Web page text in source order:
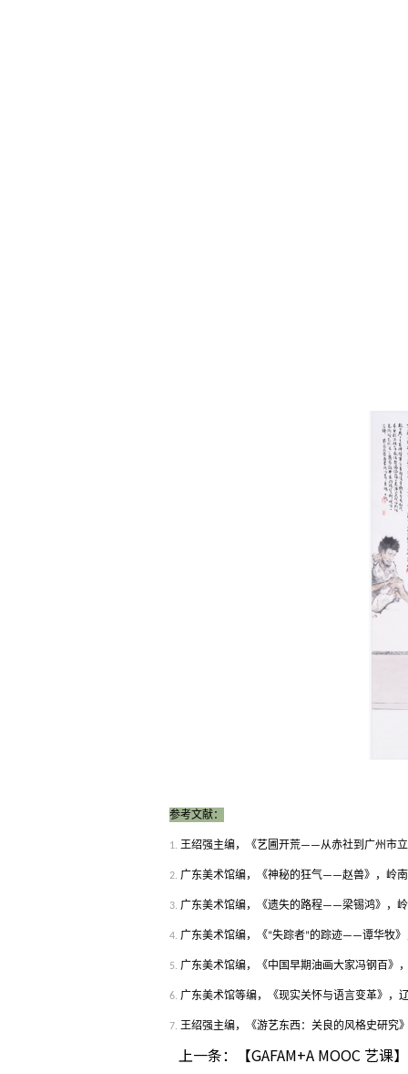
参考文献：
1. 王绍强主编，《艺圃开荒——从赤社到广州市
2. 广东美术馆编，《神秘的狂气——赵兽》，岭
3. 广东美术馆编，《遗失的路程——梁锡鸿》，
4. 广东美术馆编，《“失踪者”的踪迹——谭华牧
5. 广东美术馆编，《中国早期油画大家冯钢百》
6. 广东美术馆等编，《现实关怀与语言变革》，
7. 王绍强主编，《游艺东西：关良的风格史研究
上一条： 【GAFAM+A MOOC 艺